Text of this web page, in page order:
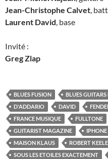
Jean-Christophe Calvet,
Laurent David, base
Invité :
Greg Zlap
BLUES FUSION BLUES GUITARS
D'ADDARIO
DAVID
FRANCE MUSIQUE
FULLTONE
GUITARIST MAGAZINE
IPHONE
MAISON KLAUS
ROBERT
SOUS LES ETOILES EXACTEMENT